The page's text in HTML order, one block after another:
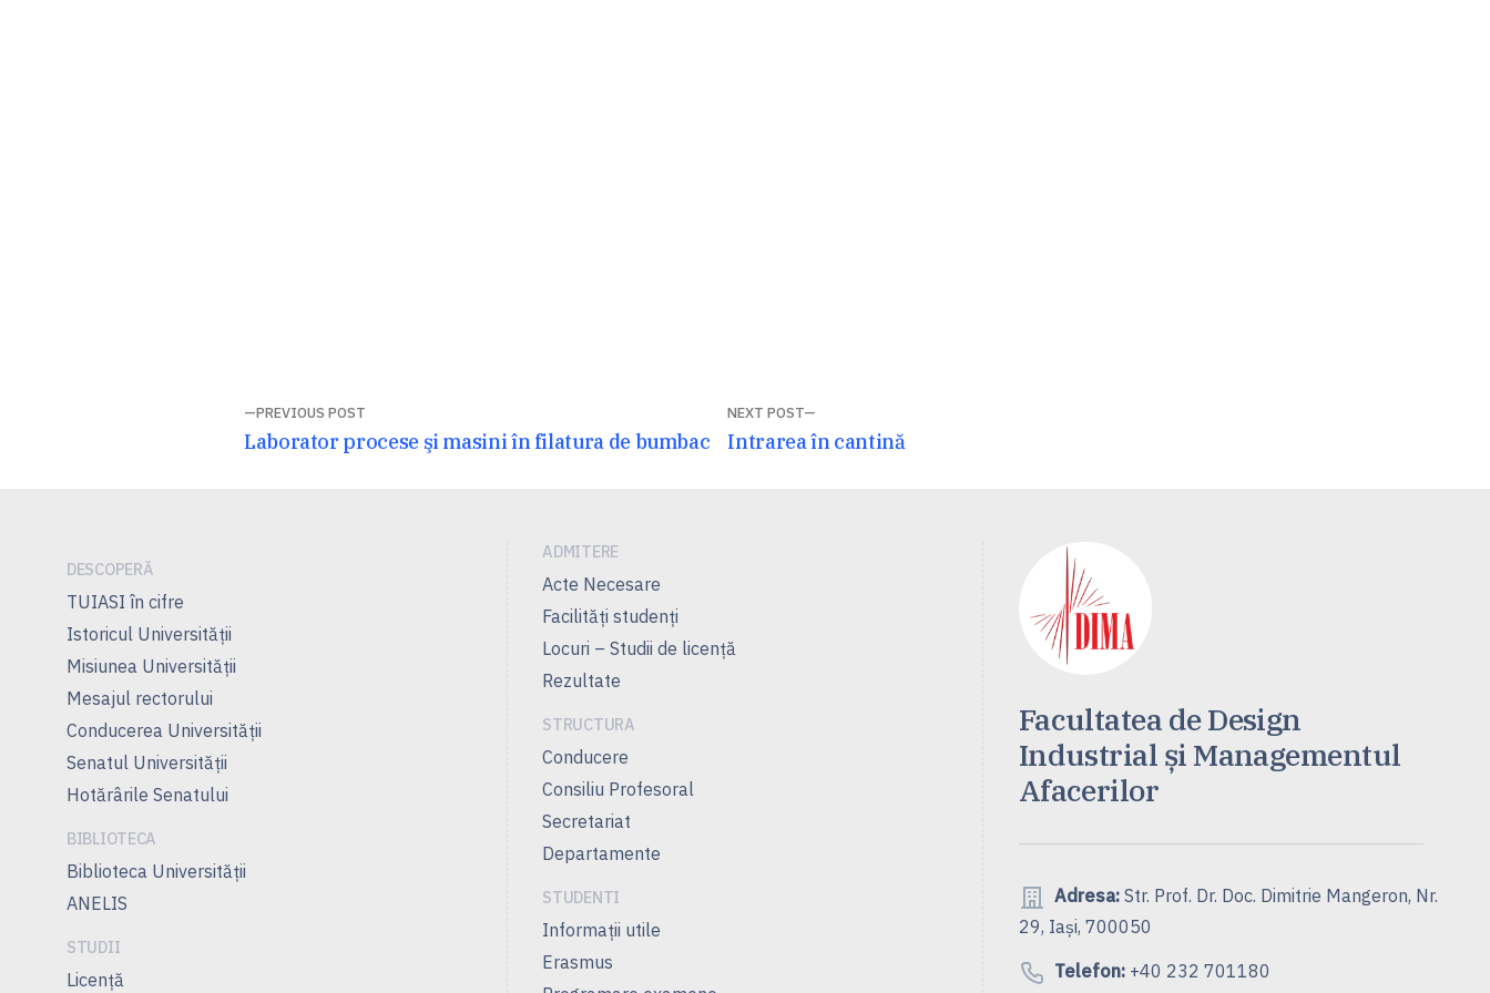
PREVIOUS POST
Previous
Laborator procese şi masini în filatura de bumbac
NEXT POST
Next
Intrarea în cantină
DESCOPERĂ
TUIASI în cifre
Istoricul Universităţii
Misiunea Universităţii
Mesajul rectorului
Conducerea Universităţii
Senatul Universității
Hotărârile Senatului
BIBLIOTECA
Biblioteca Universității
ANELIS
STUDII
Licenţă
ADMITERE
Acte Necesare
Facilităţi studenţi
Locuri – Studii de licenţă
Rezultate
STRUCTURA
Conducere
Consiliu Profesoral
Secretariat
Departamente
STUDENTI
Informații utile
Erasmus
Facultatea de Design
Industrial și Managementul
Afacerilor
Adresa:Str. Prof. Dr. Doc. Dimitrie Mangeron, Nr.
29, Iași, 700050
Telefon:+40 232 701180